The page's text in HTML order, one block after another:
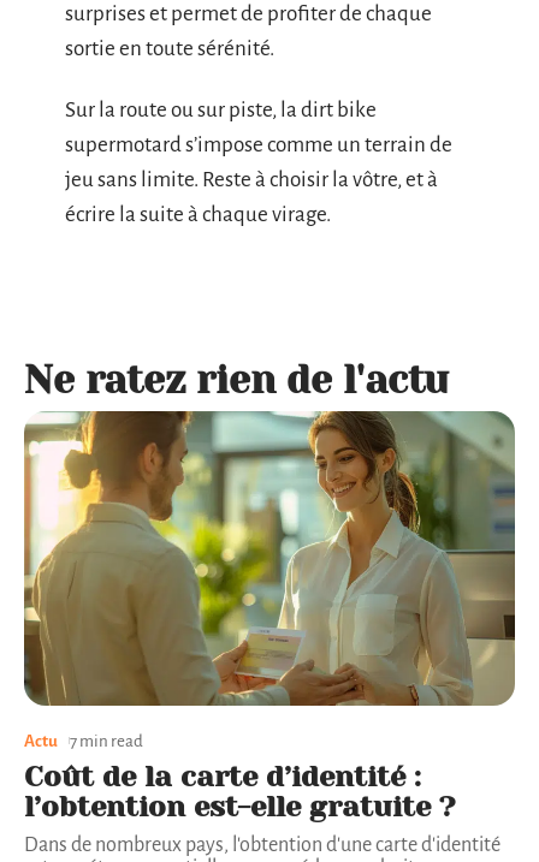
surprises et permet de profiter de chaque
sortie en toute sérénité.
Sur la route ou sur piste, la dirt bike
supermotard s’impose comme un terrain de
jeu sans limite. Reste à choisir la vôtre, et à
écrire la suite à chaque virage.
Ne ratez rien de l'actu
Actu 7 min read
Coût de la carte d’identité :
l’obtention est-elle gratuite ?
Dans de nombreux pays, l'obtention d'une carte d'identité